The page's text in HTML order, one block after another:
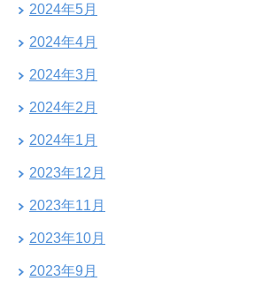
2024年5月
2024年4月
2024年3月
2024年2月
2024年1月
2023年12月
2023年11月
2023年10月
2023年9月